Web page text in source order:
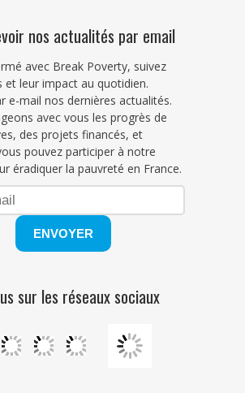
nos actualités par email
avec Break Poverty, suivez
et leur impact au quotidien.
e-mail nos dernières actualités.
avec vous les progrès de
des projets financés, et
pouvez participer à notre
éradiquer la pauvreté en France.
sur les réseaux sociaux